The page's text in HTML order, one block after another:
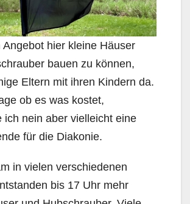
Angebot hier kleine Häuser
bauen zu können,
Eltern mit ihren Kindern da.
ob es was kostet,
ich nein aber vielleicht eine
für die Diakonie.
in vielen verschiedenen
bis 17 Uhr mehr